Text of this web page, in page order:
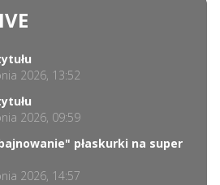
2026, 13:52
2026, 09:59
płaskurki na super
2026, 14:57